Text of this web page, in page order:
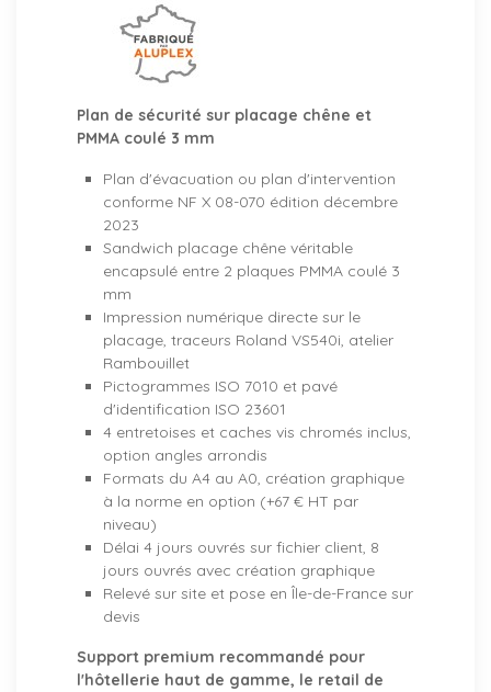
Plan de sécurité sur placage chêne et
PMMA coulé 3 mm
Plan d'évacuation ou plan d'intervention
conforme NF X 08-070 édition décembre
2023
Sandwich placage chêne véritable
encapsulé entre 2 plaques PMMA coulé 3
mm
Impression numérique directe sur le
placage, traceurs Roland VS540i, atelier
Rambouillet
Pictogrammes ISO 7010 et pavé
d'identification ISO 23601
4 entretoises et caches vis chromés inclus,
option angles arrondis
Formats du A4 au A0, création graphique
à la norme en option (+67 € HT par
niveau)
Délai 4 jours ouvrés sur fichier client, 8
jours ouvrés avec création graphique
Relevé sur site et pose en Île-de-France sur
devis
Support premium recommandé pour
l'hôtellerie haut de gamme, le retail de